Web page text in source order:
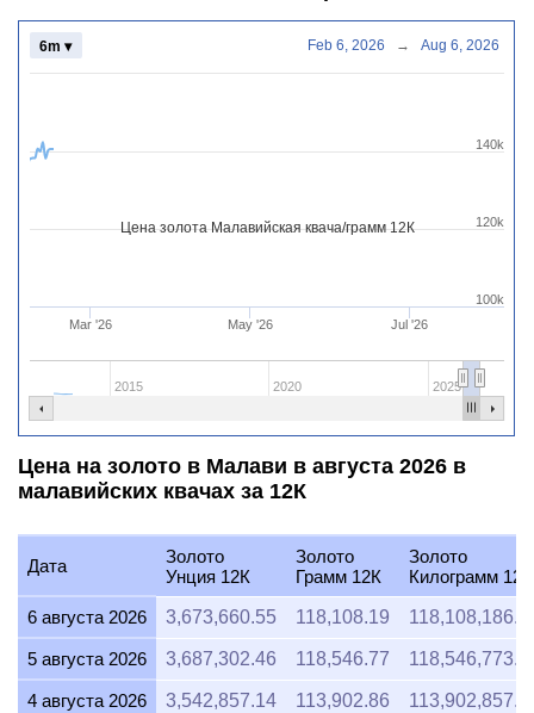
Цена золота Малавийская квача/грамм 12К
Mar '26 May '26 Jul '26
2015 2020 2025
100k
120k
140k
6m ▾ Feb 6, 2026 → Aug 6, 2026
Цена на золото в Малави в августа 2026 в
малавийских квачах за 12К
Дата
Золото
Унция 12К
Золото
Грамм 12К
Золото
Килограмм 12К
6 августа 2026
3,673,660.55 118,108.19
5 августа 2026 3,687,302.46 118,546.77
4 августа 2026 3,542,857.14 113,902.86